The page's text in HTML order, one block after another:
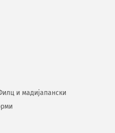
и мадијапански